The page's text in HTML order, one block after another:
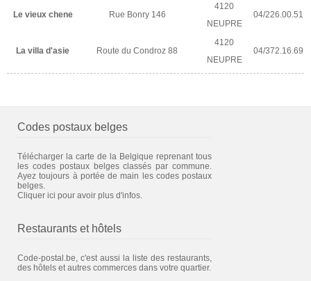
Le vieux chene Rue Bonry 146
4120
NEUPRE
04/226.00.51
La villa d'asie Route du Condroz 88
4120
NEUPRE
04/372.16.69
Codes postaux belges
Télécharger la carte de la Belgique reprenant tous
les codes postaux belges classés par commune.
Ayez toujours à portée de main les codes postaux
belges.
Cliquer ici pour avoir plus d'infos.
Restaurants et hôtels
Code-postal.be, c'est aussi la liste des restaurants,
des hôtels et autres commerces dans votre quartier.